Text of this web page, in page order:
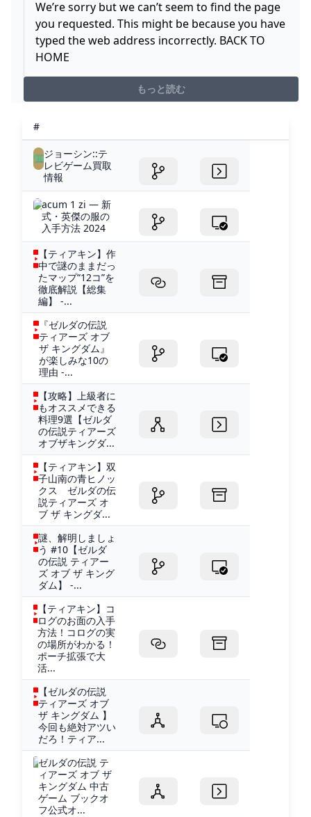
We’re sorry but we can’t seem to find the page
you requested. This might be because you have
typed the web address incorrectly. BACK TO
HOME
もっと読む
#
ジョーシン::テ
レビゲーム買取
情報
acum 1 zi — 新
式・英傑の服の
入手方法 2024
【ティアキン】作
中で謎のままだっ
たマップ“12コ”を
徹底解説【総集
編】 -...
『ゼルダの伝説
ティアーズ オブ
ザ キングダム』
が楽しみな10の
理由 -...
【攻略】上級者に
もオススメできる
料理9選【ゼルダ
の伝説ティアーズ
オブザキングダ...
【ティアキン】双
子山南の青ヒノッ
クス ゼルダの伝
説ティアーズ オ
ブ ザ キングダ...
謎、解明しましょ
う #10【ゼルダ
の伝説 ティアー
ズ オブ ザ キング
ダム】 -...
【ティアキン】コ
ログのお面の入手
方法！コログの実
の場所がわかる！
ポーチ拡張で大
活...
【ゼルダの伝説
ティアーズ オブ
ザ キングダム 】
今回も絶対アツい
だろ！ティア...
ゼルダの伝説 テ
ィアーズ オブ ザ
キングダム 中古
ゲーム ブックオ
フ公式オ...